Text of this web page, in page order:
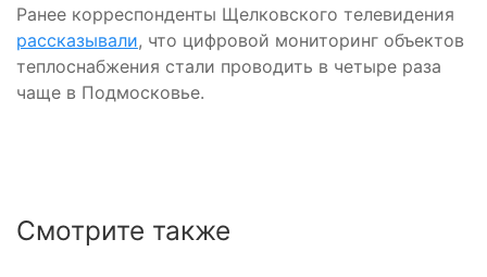
Ранее корреспонденты Щелковского телевидения
рассказывали, что цифровой мониторинг объектов
теплоснабжения стали проводить в четыре раза
чаще в Подмосковье.
Смотрите также